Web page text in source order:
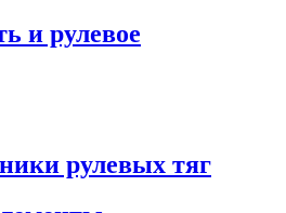
и рулевое
рулевых тяг